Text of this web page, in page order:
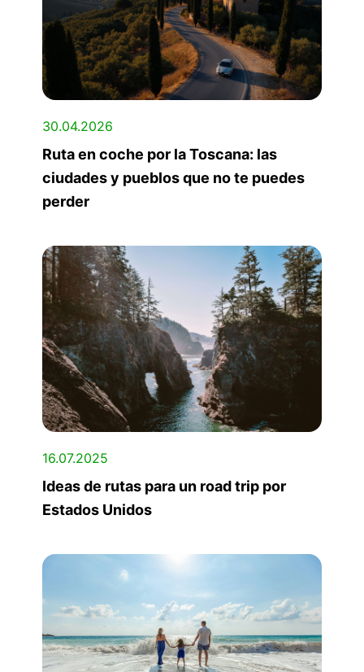
30.04.2026
Ruta en coche por la Toscana: las
ciudades y pueblos que no te puedes
perder
16.07.2025
Ideas de rutas para un road trip por
Estados Unidos